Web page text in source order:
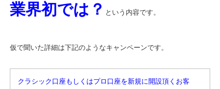
業界初では？ という内容です。
仮で聞いた詳細は下記のようなキャンペーンです。
クラシック口座もしくはプロ口座を新規に開設頂くお客